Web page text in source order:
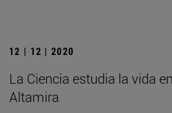
12 | 12 | 2020
La Ciencia estudia la vida
Altamira